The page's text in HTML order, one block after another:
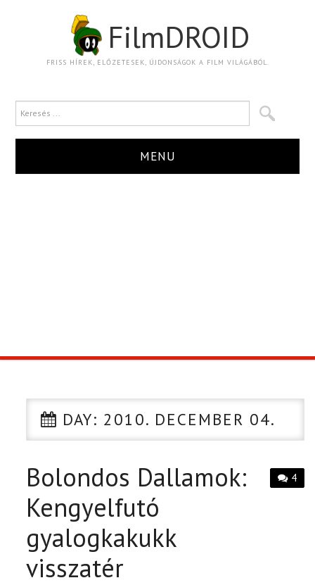
FilmDROID
FRISS HÍREK, ELŐZETESEK, ÚJDONSÁGOK A FILM VILÁGÁBÓL.
MENU
CIKK
PÓLÓ RENDELÉS
DAY: 2010. DECEMBER 04.
4
Bolondos Dallamok:
Kengyelfutó
gyalogkakukk
visszatér